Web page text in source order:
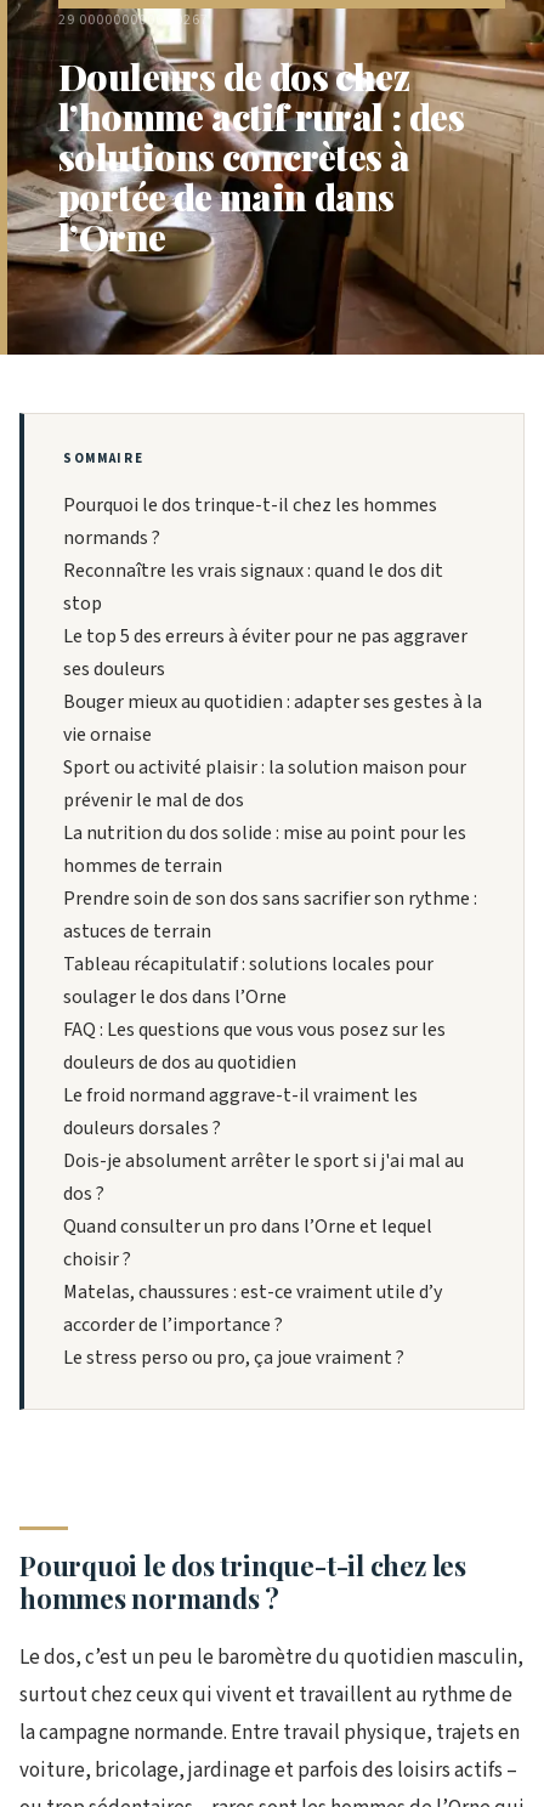
29 0000000006 20267
Douleurs de dos chez
l’homme actif rural : des
solutions concrètes à
portée de main dans
l’Orne
SOMMAIRE
Pourquoi le dos trinque-t-il chez les hommes
normands ?
Reconnaître les vrais signaux : quand le dos dit
stop
Le top 5 des erreurs à éviter pour ne pas aggraver
ses douleurs
Bouger mieux au quotidien : adapter ses gestes à la
vie ornaise
Sport ou activité plaisir : la solution maison pour
prévenir le mal de dos
La nutrition du dos solide : mise au point pour les
hommes de terrain
Prendre soin de son dos sans sacrifier son rythme :
astuces de terrain
Tableau récapitulatif : solutions locales pour
soulager le dos dans l’Orne
FAQ : Les questions que vous vous posez sur les
douleurs de dos au quotidien
Le froid normand aggrave-t-il vraiment les
douleurs dorsales ?
Dois-je absolument arrêter le sport si j'ai mal au
dos ?
Quand consulter un pro dans l’Orne et lequel
choisir ?
Matelas, chaussures : est-ce vraiment utile d’y
accorder de l’importance ?
Le stress perso ou pro, ça joue vraiment ?
Pourquoi le dos trinque-t-il chez les
hommes normands ?
Le dos, c’est un peu le baromètre du quotidien masculin,
surtout chez ceux qui vivent et travaillent au rythme de
la campagne normande. Entre travail physique, trajets en
voiture, bricolage, jardinage et parfois des loisirs actifs –